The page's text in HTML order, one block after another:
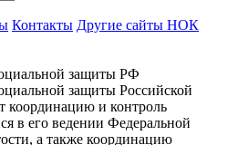
Контакты Другие сайты НОК
защиты РФ
защиты Российской
координацию и контроль
в его ведении Федеральной
а также координацию